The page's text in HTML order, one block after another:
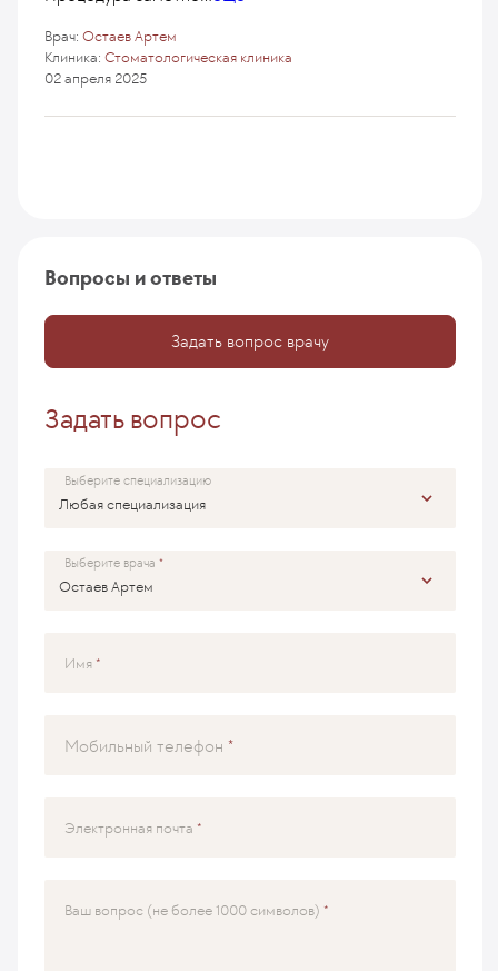
Клиника: Стоматологическая клиника
Врач: Остаев Артем
02 апреля 2025
Вопросы и ответы
Задать вопрос врачу
Задать вопрос
Выберите специализацию
Выберите врача
Имя
Мобильный телефон
Электронная почта
Ваш вопрос (не более 1000 символов)